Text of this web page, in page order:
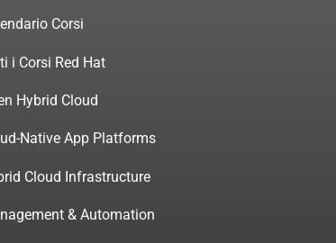
Corsi
i Corsi Red Hat
Hybrid Cloud
Native App Platforms
Cloud Infrastructure
& Automation